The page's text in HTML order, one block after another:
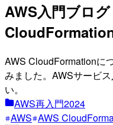
AWS入門ブロ
AWS CloudFormationに
みました。AWSサービ
い。
AWS再入門2024
AWS AWS